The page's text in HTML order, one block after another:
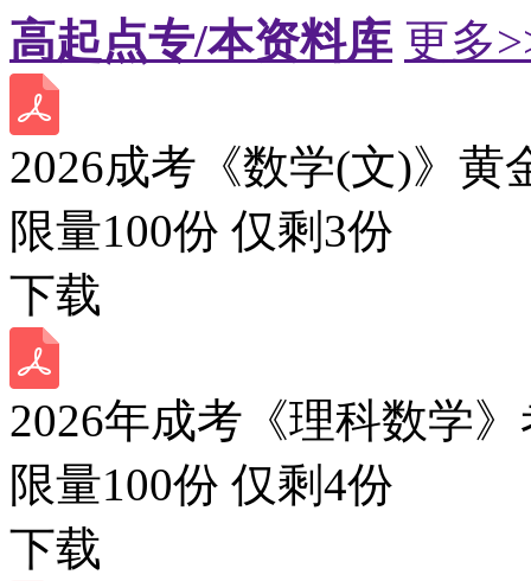
高起点专/本资料库 更多
2026成考《数学(文)》黄
限量100份 仅剩 3份
下载
2026年成考《理科数学
限量100份 仅剩4份
下载